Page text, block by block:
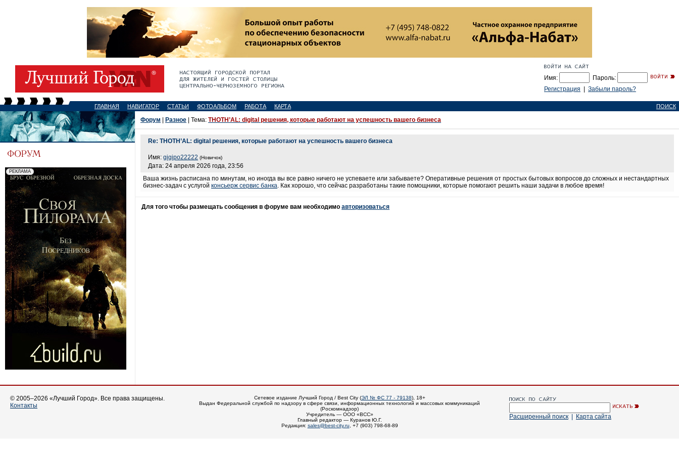
Имя:
Пароль:
Регистрация
Забыли пароль?
ГЛАВНАЯ НАВИГАТОР СТАТЬИ ФОТОАЛЬБОМ РАБОТА КАРТА ПОИСК
Форум Разное | Тема: THOTH’AL: digital решения, которые работают на успешность вашего бизнеса
Re: THOTH’AL: digital решения, которые работают на успешность вашего бизнеса
Имя: gigipo22222 (Новичок)
Дата: 24 апреля 2026 года, 23:56
Ваша жизнь расписана по минутам, но иногда вы все равно ничего не успеваете или забываете? Оперативные решения от простых бытовых вопросов до сложных и нестандартных
бизнес-задач с услугой консьерж сервис банка. Как хорошо, что сейчас разработаны такие помощники, которые помогают решить наши задачи в любое время!
Для того чтобы размещать сообщения в форуме вам необходимо авторизоваться
© 2005–2026 «Лучший Город». Все права защищены.
Контакты
Сетевое издание Лучший Город / Best City (ЭЛ № ФС 77 - 79138), 18+
Выдан Федеральной службой по надзору в сфере связи, информационных технологий и массовых коммуникаций
(Роскомнадзор)
Учредитель — ООО «ВСС»
Главный редактор — Куранов Ю.Г.
Редакция: sales@best-city.ru , +7 (903) 798-68-89
Расширенный поиск Карта сайта